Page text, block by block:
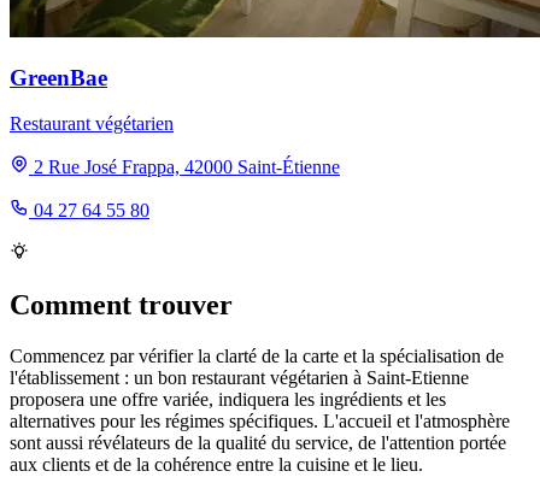
GreenBae
Restaurant végétarien
2 Rue José Frappa, 42000 Saint-Étienne
04 27 64 55 80
Comment trouver
Commencez par vérifier la clarté de la carte et la spécialisation de
l'établissement : un bon restaurant végétarien à Saint-Etienne
proposera une offre variée, indiquera les ingrédients et les
alternatives pour les régimes spécifiques. L'accueil et l'atmosphère
sont aussi révélateurs de la qualité du service, de l'attention portée
aux clients et de la cohérence entre la cuisine et le lieu.